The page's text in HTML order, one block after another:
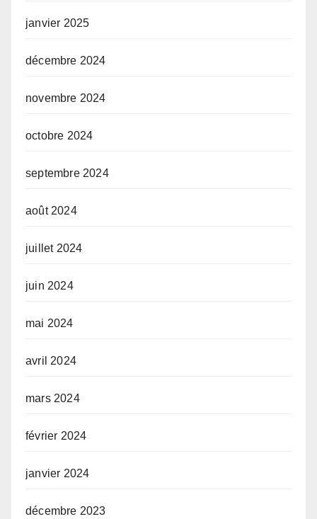
janvier 2025
décembre 2024
novembre 2024
octobre 2024
septembre 2024
août 2024
juillet 2024
juin 2024
mai 2024
avril 2024
mars 2024
février 2024
janvier 2024
décembre 2023